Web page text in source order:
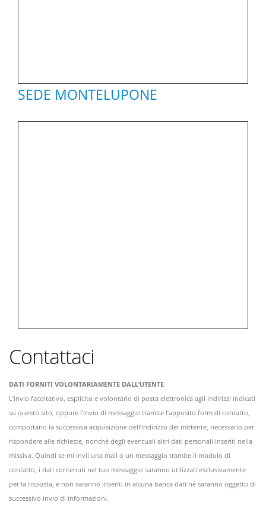
SEDE MONTELUPONE
Contattaci
DATI FORNITI VOLONTARIAMENTE DALL’UTENTE
L’invio facoltativo, esplicito e volontario di posta elettronica agli indirizzi indicati
su questo sito, oppure l’invio di messaggio tramite l’apposito form di contatto,
comportano la successiva acquisizione dell’indirizzo del mittente, necessario per
rispondere alle richieste, nonché degli eventuali altri dati personali inseriti nella
missiva. Quindi se mi invii una mail o un messaggio tramite il modulo di
contatto, i dati contenuti nel tuo messaggio saranno utilizzati esclusivamente
per la risposta, e non saranno inseriti in alcuna banca dati né saranno oggetto di
successivo invio di informazioni.